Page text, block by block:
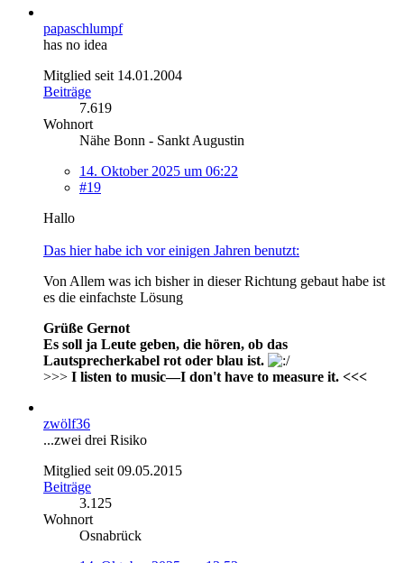
papaschlumpf
has no idea
Mitglied seit 14.01.2004
Beiträge
7.619
Wohnort
Nähe Bonn - Sankt Augustin
14. Oktober 2025 um 06:22
#19
Hallo
Das hier habe ich vor einigen Jahren benutzt:
Von Allem was ich bisher in dieser Richtung gebaut habe ist
es die einfachste Lösung
Grüße Gernot
Es soll ja Leute geben, die hören, ob das
Lautsprecherkabel rot oder blau ist.
>>> I listen to music—I don't have to measure it. <<<
zwölf36
...zwei drei Risiko
Mitglied seit 09.05.2015
Beiträge
3.125
Wohnort
Osnabrück